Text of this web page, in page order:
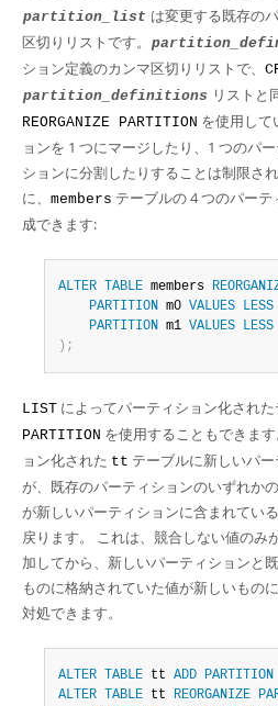
partition_list は変更する既存の
区切りリストです。
ション定義のカンマ区切りリストで、
partition_definitions リストと
REORGANIZE PARTITION を使用して
ョンを 1 つにマージしたり、1 つのパ
ションに分割したりすることは制限さ
に、 members テーブルの 4 つのパー
成できます:
ALTER TABLE members
PARTITION m0 VALUES LESS
PARTITION m1 VALUES LESS
) ;
LIST によってパーティション化され
PARTITION を使用することもできま
ョン化された tt テーブルに新しいパ
が、既存のパーティションのいずれか
が新しいパーティションに含まれてい
戻ります。 これは、競合しない値のみ
加してから、新しいパーティションと
ものに格納されていた値が新しいもの
対処できます。
ALTER TABLE tt ADD PARTITION
ALTER
TABLE tt REORGANIZE